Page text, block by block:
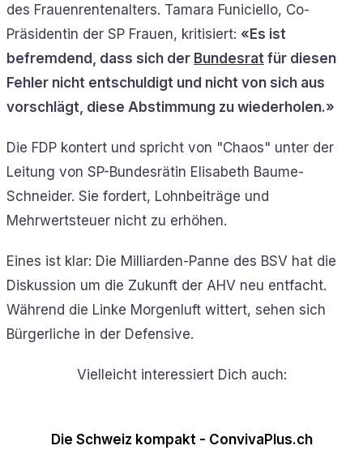
des Frauenrentenalters. Tamara Funiciello, Co-
Präsidentin der SP Frauen, kritisiert: «Es ist
befremdend, dass sich der Bundesrat für diesen
Fehler nicht entschuldigt und nicht von sich aus
vorschlägt, diese Abstimmung zu wiederholen.»
Die FDP kontert und spricht von "Chaos" unter der
Leitung von SP-Bundesrätin Elisabeth Baume-
Schneider. Sie fordert, Lohnbeiträge und
Mehrwertsteuer nicht zu erhöhen.
Eines ist klar: Die Milliarden-Panne des BSV hat die
Diskussion um die Zukunft der AHV neu entfacht.
Während die Linke Morgenluft wittert, sehen sich
Bürgerliche in der Defensive.
Vielleicht interessiert Dich auch:
Die Schweiz kompakt - ConvivaPlus.ch